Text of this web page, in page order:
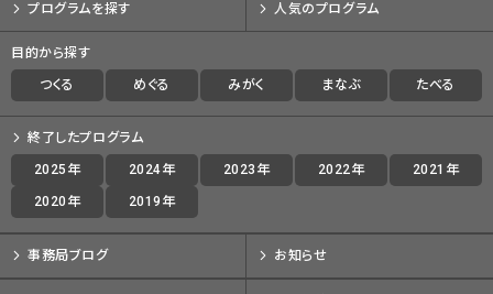
プログラムを探す 人気のプログラム
目的から探す
つくる めぐる みがく まなぶ たべる
終了したプログラム
2025年 2024年 2023年 2022年 2021年
2020年 2019年
事務局ブログ お知らせ